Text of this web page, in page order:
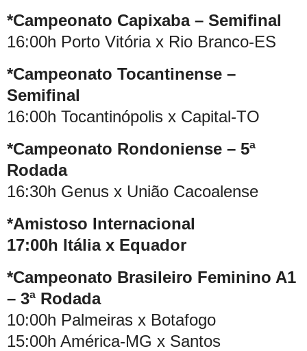
*Campeonato Capixaba – Semifinal
16:00h Porto Vitória x Rio Branco-ES
*Campeonato Tocantinense –
Semifinal
16:00h Tocantinópolis x Capital-TO
*Campeonato Rondoniense – 5ª
Rodada
16:30h Genus x União Cacoalense
*Amistoso Internacional
17:00h Itália x Equador
*Campeonato Brasileiro Feminino A1
– 3ª Rodada
10:00h Palmeiras x Botafogo
15:00h América-MG x Santos